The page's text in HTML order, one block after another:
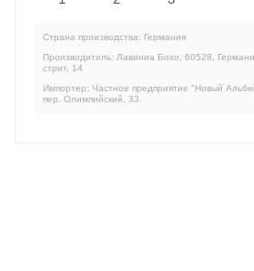
Страна производства: Германия
Производитель: Лавиниа Бохо, 60528,
стрит, 14
Импортер: Частное предприятие "Новый
пер. Олимпийский, 33.